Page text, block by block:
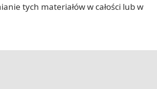
tych materiałów w całości lub w